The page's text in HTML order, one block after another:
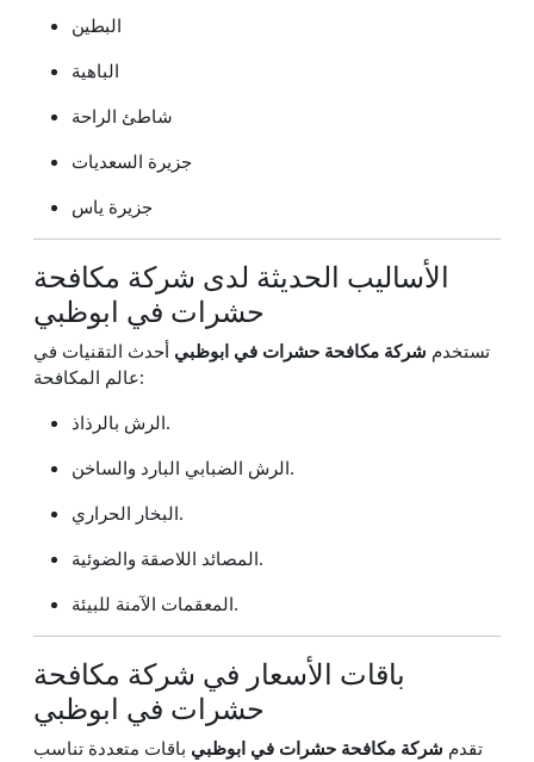
البطين
الباهية
شاطئ الراحة
جزيرة السعديات
جزيرة ياس
الأساليب الحديثة لدى شركة مكافحة
حشرات في ابوظبي
تستخدم شركة مكافحة حشرات في ابوظبي أحدث التقنيات في
عالم المكافحة:
الرش بالرذاذ.
الرش الضبابي البارد والساخن.
البخار الحراري.
المصائد اللاصقة والضوئية.
المعقمات الآمنة للبيئة.
باقات الأسعار في شركة مكافحة
حشرات في ابوظبي
تقدم شركة مكافحة حشرات في ابوظبي باقات متعددة تناسب